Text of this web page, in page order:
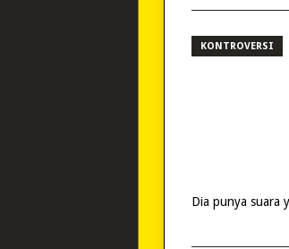
KONTROVERSI
Dia punya suara